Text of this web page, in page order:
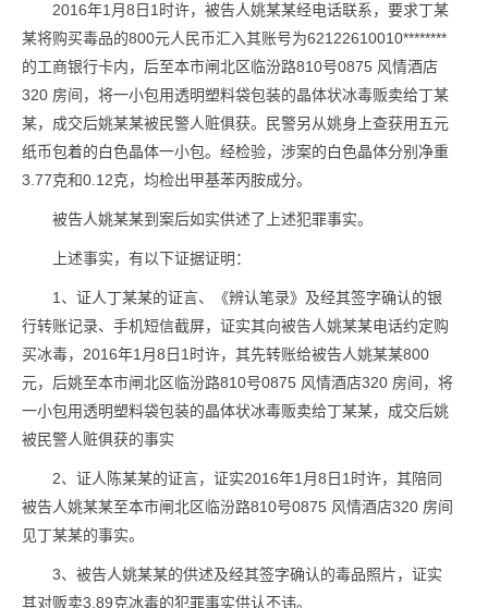
2016年1月8日1时许，被告人姚某某经电话联系，要求丁某
某将购买毒品的800元人民币汇入其账号为62122610010********
的工商银行卡内，后至本市闸北区临汾路810号0875 风情酒店
320 房间，将一小包用透明塑料袋包装的晶体状冰毒贩卖给丁某
某，成交后姚某某被民警人赃俱获。民警另从姚身上查获用五元
纸币包着的白色晶体一小包。经检验，涉案的白色晶体分别净重
3.77克和0.12克，均检出甲基苯丙胺成分。
被告人姚某某到案后如实供述了上述犯罪事实。
上述事实，有以下证据证明：
1、证人丁某某的证言、《辨认笔录》及经其签字确认的银
行转账记录、手机短信截屏，证实其向被告人姚某某电话约定购
买冰毒，2016年1月8日1时许，其先转账给被告人姚某某800
元，后姚至本市闸北区临汾路810号0875 风情酒店320 房间，将
一小包用透明塑料袋包装的晶体状冰毒贩卖给丁某某，成交后姚
被民警人赃俱获的事实
2、证人陈某某的证言，证实2016年1月8日1时许，其陪同
被告人姚某某至本市闸北区临汾路810号0875 风情酒店320 房间
见丁某某的事实。
3、被告人姚某某的供述及经其签字确认的毒品照片，证实
其对贩卖3.89克冰毒的犯罪事实供认不讳。